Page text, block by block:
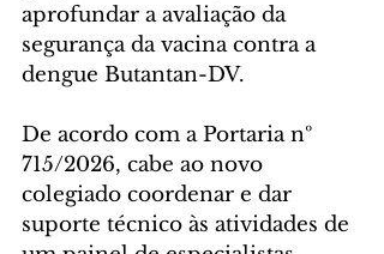
aprofundar a avaliação da
segurança da vacina contra a
dengue Butantan-DV.
De acordo com a Portaria nº
715/2026, cabe ao novo
colegiado coordenar e dar
suporte técnico às atividades de